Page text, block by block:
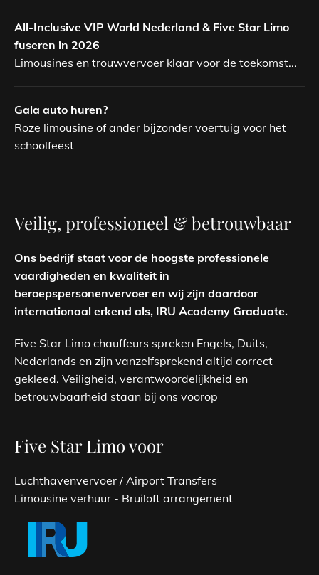
All-Inclusive VIP World Nederland & Five Star Limo
fuseren in 2026
Limousines en trouwvervoer klaar voor de toekomst...
Gala auto huren?
Roze limousine of ander bijzonder voertuig voor het
schoolfeest
Veilig, professioneel & betrouwbaar
Ons bedrijf staat voor de hoogste professionele
vaardigheden en kwaliteit in
beroepspersonenvervoer en wij zijn daardoor
internationaal erkend als, IRU Academy Graduate.
Five Star Limo chauffeurs spreken Engels, Duits,
Nederlands en zijn vanzelfsprekend altijd correct
gekleed. Veiligheid, verantwoordelijkheid en
betrouwbaarheid staan bij ons voorop
Five Star Limo voor
Luchthavenvervoer / Airport Transfers
Limousine verhuur - Bruiloft arrangement